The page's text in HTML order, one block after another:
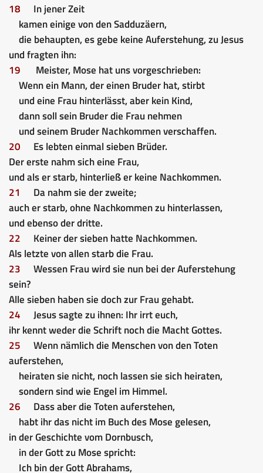
18
In jener Zeit
kamen einige von den Sadduzäern,
die behaupten, es gebe keine Auferstehung, zu Jesus
und fragten ihn:
19
Meister, Mose hat uns vorgeschrieben:
Wenn ein Mann, der einen Bruder hat, stirbt
und eine Frau hinterlässt, aber kein Kind,
dann soll sein Bruder die Frau nehmen
und seinem Bruder Nachkommen verschaffen.
20
Es lebten einmal sieben Brüder.
Der erste nahm sich eine Frau,
und als er starb, hinterließ er keine Nachkommen.
21
Da nahm sie der zweite;
auch er starb, ohne Nachkommen zu hinterlassen,
und ebenso der dritte.
22
Keiner der sieben hatte Nachkommen.
Als letzte von allen starb die Frau.
23
Wessen Frau wird sie nun bei der Auferstehung
sein?
Alle sieben haben sie doch zur Frau gehabt.
24
Jesus sagte zu ihnen: Ihr irrt euch,
ihr kennt weder die Schrift noch die Macht Gottes.
25
Wenn nämlich die Menschen von den Toten
auferstehen,
heiraten sie nicht, noch lassen sie sich heiraten,
sondern sind wie Engel im Himmel.
26
Dass aber die Toten auferstehen,
habt ihr das nicht im Buch des Mose gelesen,
in der Geschichte vom Dornbusch,
in der Gott zu Mose spricht:
Ich bin der Gott Abrahams,